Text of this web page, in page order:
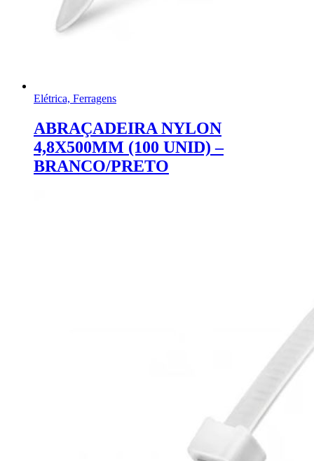
Elétrica, Ferragens
ABRAÇADEIRA NYLON
4,8X500MM (100 UNID) –
BRANCO/PRETO